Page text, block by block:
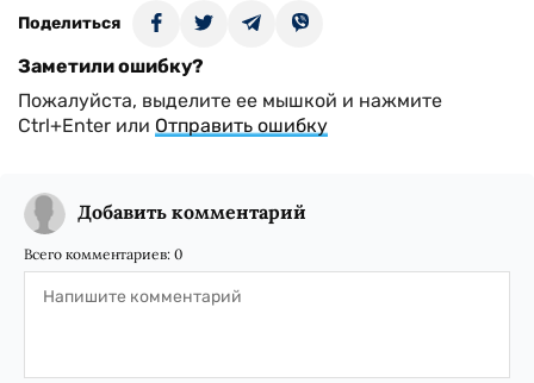
Поделиться
Заметили ошибку?
Пожалуйста, выделите ее мышкой и нажмите
Ctrl+Enter или Отправить ошибку
Добавить комментарий
Всего комментариев: 0